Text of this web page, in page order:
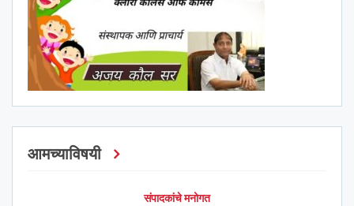
आमच्याविषयी
संपादकांचे मनोगत